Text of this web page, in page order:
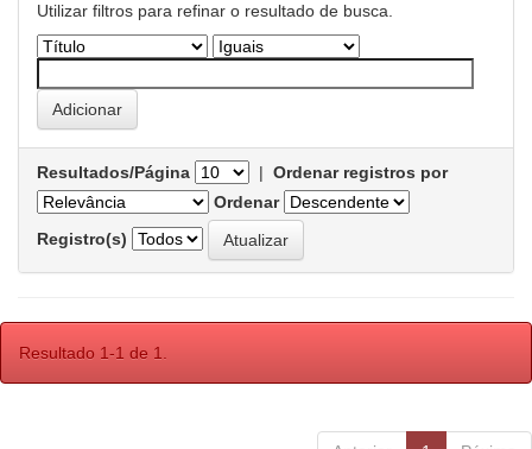
Utilizar filtros para refinar o resultado de busca.
Resultados/Página | Ordenar registros por
Ordenar
Registro(s)
Resultado 1-1 de 1.